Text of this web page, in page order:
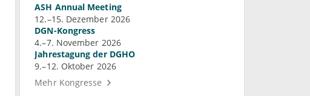
ASH Annual Meeting
12.–15. Dezember 2026
DGN-Kongress
4.–7. November 2026
Jahrestagung der DGHO
9.–12. Oktober 2026
Mehr Kongresse